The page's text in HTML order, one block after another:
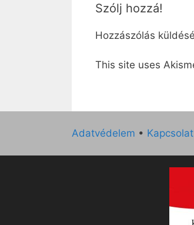
Szólj hozzá!
Hozzászólás
This site uses
Adatvédelem • Kapcsolat